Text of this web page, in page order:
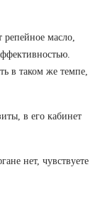
масло,
в таком же темпе,
в его кабинет
нет, чувствуете